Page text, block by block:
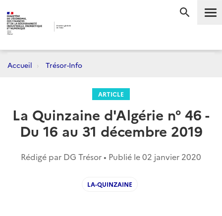
Accueil Trésor-Info
ARTICLE
La Quinzaine d'Algérie n° 46 -
Du 16 au 31 décembre 2019
Rédigé par DG Trésor • Publié le02 janvier 2020
LA-QUINZAINE